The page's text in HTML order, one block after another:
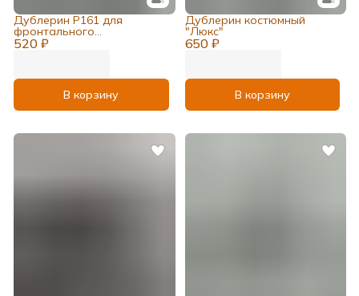
520 ₽
Дублерин Р161 для
фронтального
дублирирования костюмов
В корзину
650 ₽
Дублерин костюмный
"Люкс"
В корзину